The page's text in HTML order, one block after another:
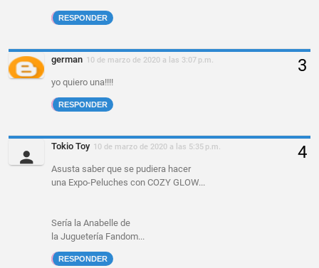
RESPONDER
german 10 de marzo de 2020 a las 3:07 p.m.
yo quiero una!!!!
RESPONDER
Tokio Toy 10 de marzo de 2020 a las 5:35 p.m.
Asusta saber que se pudiera hacer
una Expo-Peluches con COZY GLOW...
Sería la Anabelle de
la Juguetería Fandom...
RESPONDER